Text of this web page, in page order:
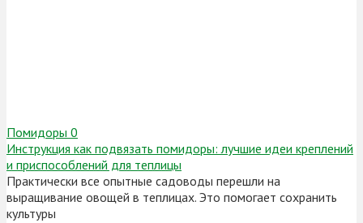
Помидоры 0
Инструкция как подвязать помидоры: лучшие идеи креплений
и приспособлений для теплицы
Практически все опытные садоводы перешли на
выращивание овощей в теплицах. Это помогает сохранить
культуры